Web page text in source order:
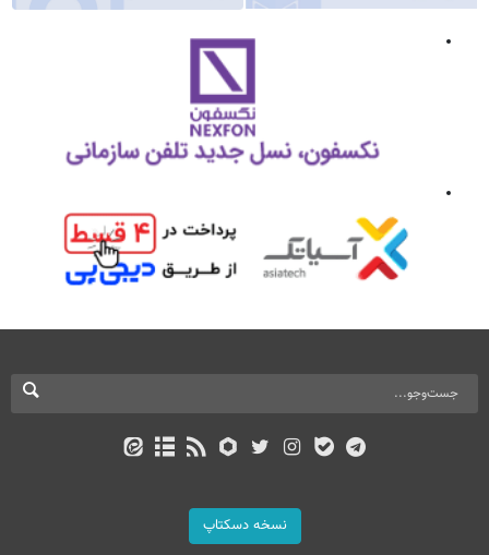
نسخه دسکتاپ